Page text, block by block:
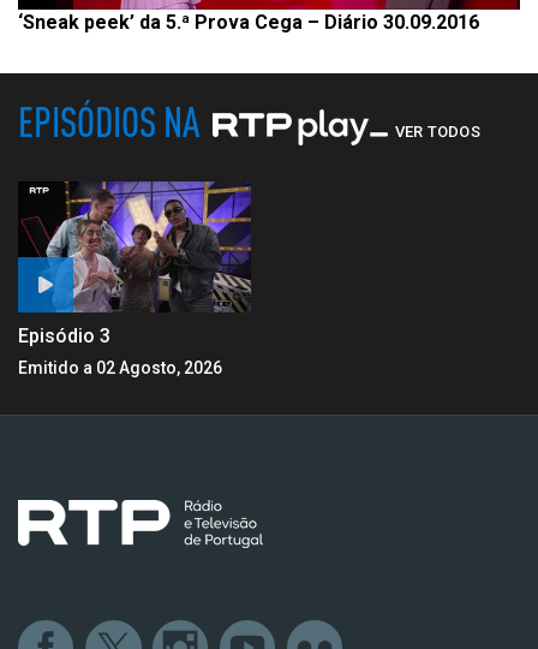
‘Sneak peek’ da 5.ª Prova Cega – Diário 30.09.2016
EPISÓDIOS NA VER TODOS
Episódio 3
Emitido a 02 Agosto, 2026